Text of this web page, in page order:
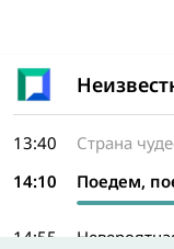
13:40
Страна
14:10
Поедем,
14:55